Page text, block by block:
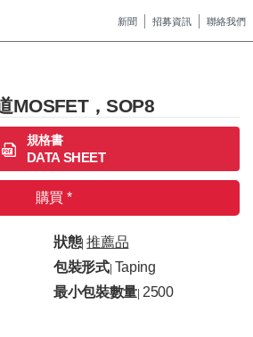
新聞 招募資訊 聯絡我們
MOSFET，SOP8
規格書
DATA SHEET
購買 *
狀態|推薦品
包裝形式| Taping
最小包裝數量 |2500